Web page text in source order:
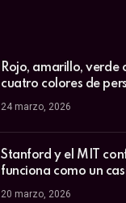
Rojo, amarillo, verde
cuatro colores de
24 marzo, 2026
Stanford y el MIT
funciona como un
20 marzo, 2026